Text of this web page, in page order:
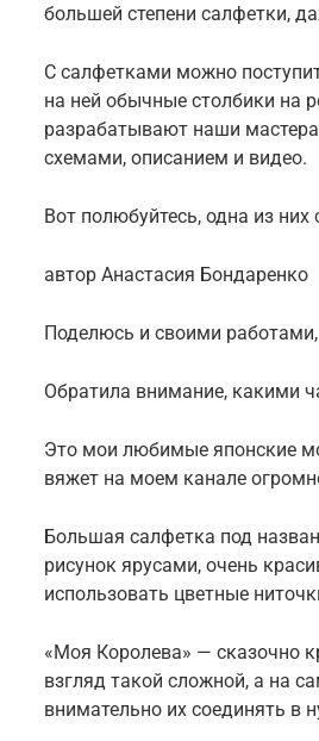
большей степени салфетки,
С салфетками можно
на ней обычные столбики на
разрабатывают наши
схемами, описанием и видео.
Вот полюбуйтесь, одна из
автор Анастасия Бондаренко
Поделюсь и своими
Обратила внимание, какими
Это мои любимые японские
вяжет на моем канале
Большая салфетка под
рисунок ярусами, очень
использовать цветные
«Моя Королева» — сказочно
взгляд такой сложной, а на
внимательно их соединять в